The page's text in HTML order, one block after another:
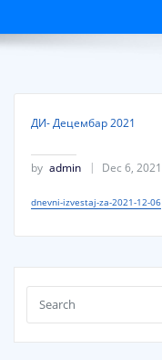
ДИ- Децембар 2021
by admin Dec 6, 2021
dnevni-izvestaj-za-2021-12-06